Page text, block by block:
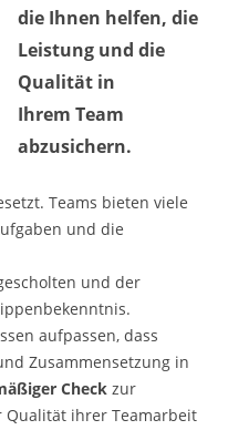
die Ihnen helfen, die
Leistung und die
Qualität in
Ihrem Team
abzusichern.
Teams bieten viele
und die
und der
aufpassen, dass
Zusammensetzung in
Check zur
Qualität ihrer Teamarbeit